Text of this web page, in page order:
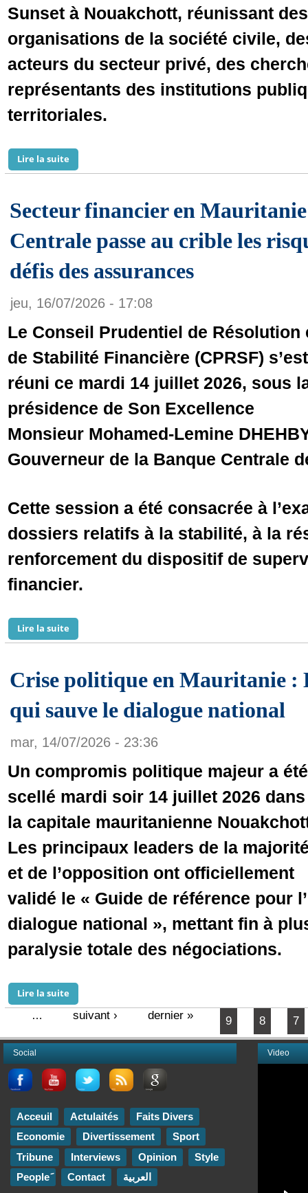
Sunset à Nouakchott, réunissant des
organisations de la société civile,
acteurs du secteur privé, des
représentants des institutions
territoriales.
Lire la suite
Secteur financier en
Centrale passe au crible les
défis des assurances
jeu, 16/07/2026 - 17:08
Le Conseil Prudentiel de Résolution
de Stabilité Financière (CPRSF) s’est
réuni ce mardi 14 juillet 2026, sous
présidence de Son Excellence
Monsieur Mohamed-Lemine
Gouverneur de la Banque Centrale
Cette session a été consacrée à
dossiers relatifs à la stabilité, à la
renforcement du dispositif de
financier.
Lire la suite
Crise politique en Mauritanie :
qui sauve le dialogue national
mar, 14/07/2026 - 23:36
Un compromis politique majeur a été
scellé mardi soir 14 juillet 2026 dans
la capitale mauritanienne
Les principaux leaders de la
et de l’opposition ont officiellement
validé le « Guide de référence pour
dialogue national », mettant fin à
paralysie totale des négociations.
Lire la suite
Pages 7
8
9
… suivant › dernier »
Video
Social
Acceuil Actulaités
Faits Divers
Economie
Divertissement
Sport
Tribune
Interviews Opinion
Style
Contact العربية